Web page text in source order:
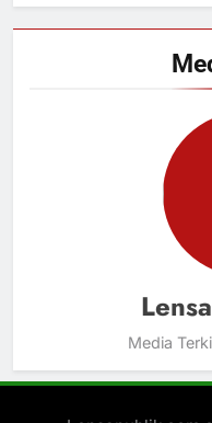
Media